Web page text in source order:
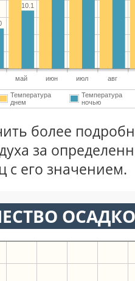
май июн июл авг
10.1
Температура
днем
Температура
ночью
более
за
с его значением.